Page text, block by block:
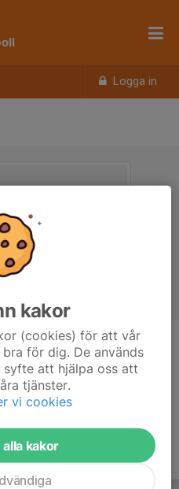
Logga in
kakor
(cookies) för att vår
för dig. De används
att hjälpa oss att
tjänster.
vi cookies
kakor